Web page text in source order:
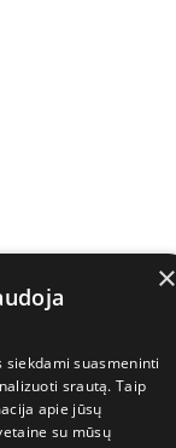
×
siekdami suasmeninti
srautą. Taip
apie jūsų
su mūsų